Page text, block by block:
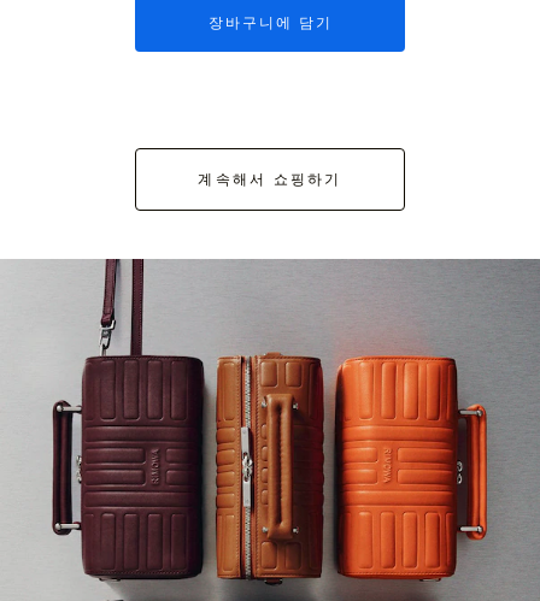
장바구니에 담기
계속해서 쇼핑하기